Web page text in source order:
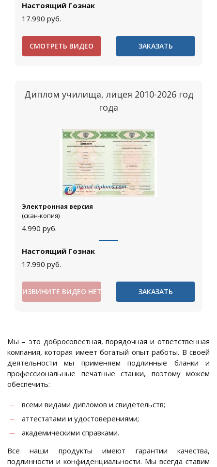
Настоящий Гознак
17.990 руб.
СМОТРЕТЬ ВИДЕО ЗАКАЗАТЬ
Диплом училища, лицея 2010-2026 год
года
Электронная версия
(скан-копия)
4.990 руб.
Настоящий Гознак
17.990 руб.
ИЗВИНИТЕ ВИДЕО НЕТ ЗАКАЗАТЬ
Мы – это добросовестная, порядочная и ответственная
компания, которая имеет богатый опыт работы. В своей
деятельности мы применяем подлинные бланки и
профессиональные печатные станки, поэтому можем
обеспечить:
всеми видами дипломов и свидетельств;
аттестатами и удостоверениями;
академическими справками.
Все наши продукты имеют гарантии качества,
подлинности и конфиденциальности. Мы всегда ставим